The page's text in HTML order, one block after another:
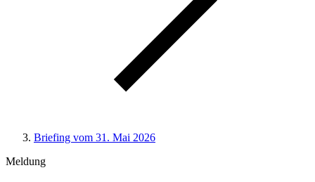
Briefing vom 31. Mai 2026
Meldung